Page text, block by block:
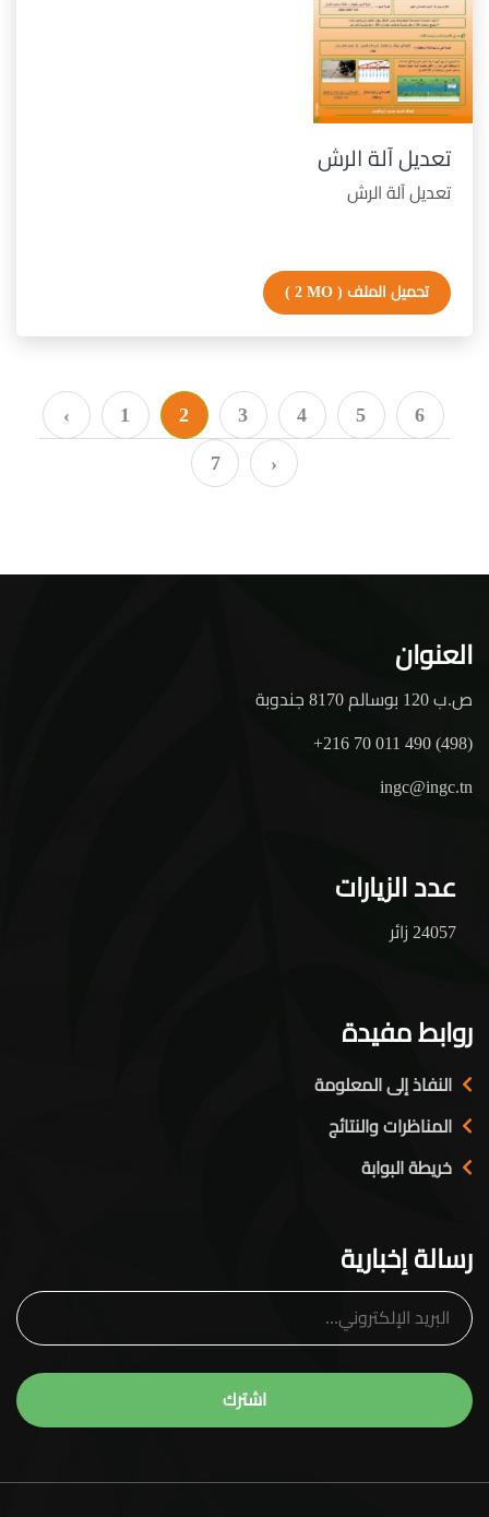
تعديل آلة الرش
تعديل آلة الرش
تحميل الملف ( 2 MO )
‹ 1 2 3 4 5 6
7 ›
العنوان
ص.ب 120 بوسالم 8170 جندوبة
+216 70 011 490 (498)
ingc@ingc.tn
عدد الزيارات
24057 زائر
روابط مفيدة
النفاذ إلى المعلومة
المناظرات والنتائج
خريطة البوابة
رسالة إخبارية